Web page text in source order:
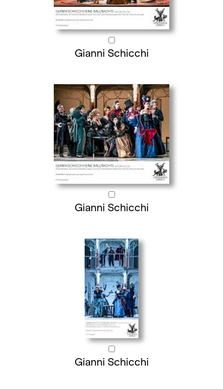
Gianni Schicchi
Gianni Schicchi
Gianni Schicchi